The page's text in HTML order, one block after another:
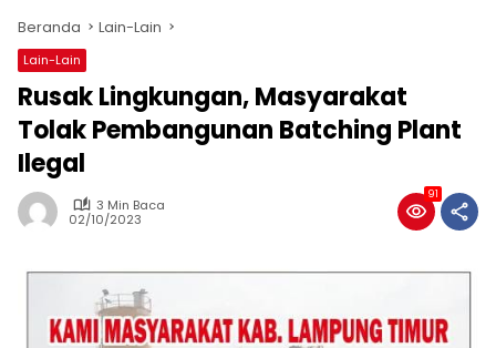
Beranda Lain-Lain
Lain-Lain
Rusak Lingkungan, Masyarakat
Tolak Pembangunan Batching Plant
Ilegal
3 Min Baca
02/10/2023
91